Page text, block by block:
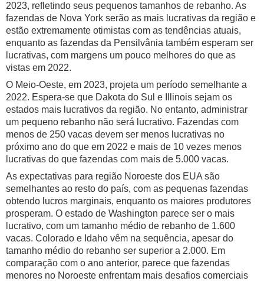
2023, refletindo seus pequenos tamanhos de rebanho. As
fazendas de Nova York serão as mais lucrativas da região e
estão extremamente otimistas com as tendências atuais,
enquanto as fazendas da Pensilvânia também esperam ser
lucrativas, com margens um pouco melhores do que as
vistas em 2022.
O Meio-Oeste, em 2023, projeta um período semelhante a
2022. Espera-se que Dakota do Sul e Illinois sejam os
estados mais lucrativos da região. No entanto, administrar
um pequeno rebanho não será lucrativo. Fazendas com
menos de 250 vacas devem ser menos lucrativas no
próximo ano do que em 2022 e mais de 10 vezes menos
lucrativas do que fazendas com mais de 5.000 vacas.
As expectativas para região Noroeste dos EUA são
semelhantes ao resto do país, com as pequenas fazendas
obtendo lucros marginais, enquanto os maiores produtores
prosperam. O estado de Washington parece ser o mais
lucrativo, com um tamanho médio de rebanho de 1.600
vacas. Colorado e Idaho vêm na sequência, apesar do
tamanho médio do rebanho ser superior a 2.000. Em
comparação com o ano anterior, parece que fazendas
menores no Noroeste enfrentam mais desafios comerciais